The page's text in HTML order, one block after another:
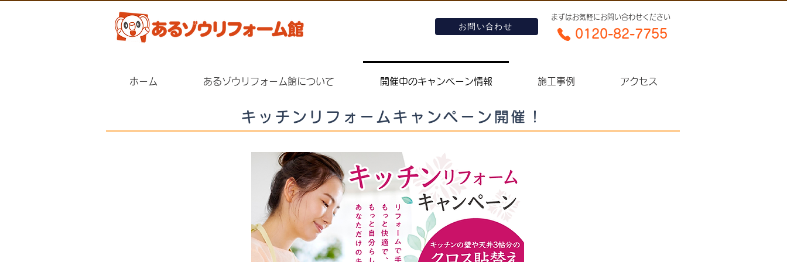
お問い合わせ
​まずはお気軽にお問い合わせください
0120-82-7755​
ホーム あるゾウリフォーム館について 開催中のキャンペーン情報 施工事例 アクセス
キッチンリフォームキャンペーン開催！